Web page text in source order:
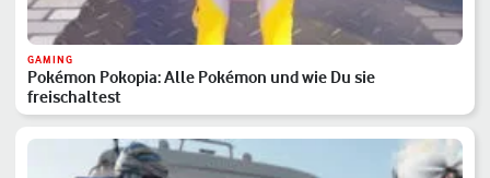
GAMING
Pokémon Pokopia: Alle Pokémon und wie Du sie
freischaltest